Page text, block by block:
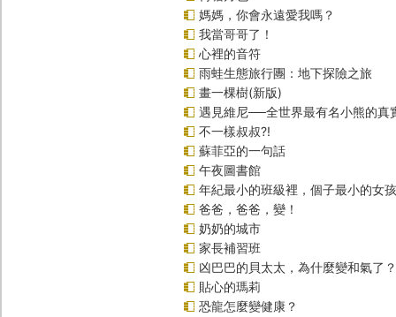
媽媽，你會永遠愛我嗎？
我當哥哥了！
心裡的音符
雨蛙生態旅行團：地下探險之旅
畫一棵樹(新版)
遇見維尼──全世界最有名小熊的真
不一樣叔叔?!
蘇菲亞的一句話
午夜圖書館
年紀最小的班級裡，個子最小的女
爸爸，爸爸，變！
奶奶的城市
家長補習班
凶巴巴的貝太太，為什麼變和氣了？
貼心的瑪莉
恐龍怎麼變健康？